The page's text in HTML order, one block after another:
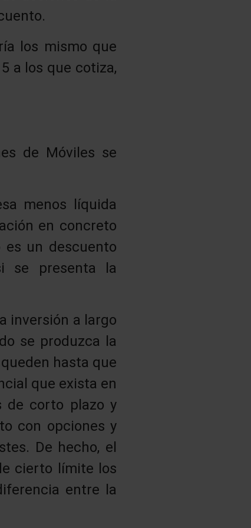
los mismo que
a los que cotiza,
de Móviles se
menos líquida
en concreto
un descuento
se presenta la
inversión a largo
se produzca la
hasta que
que exista en
de corto plazo y
con opciones y
De hecho, el
cierto límite los
entre la